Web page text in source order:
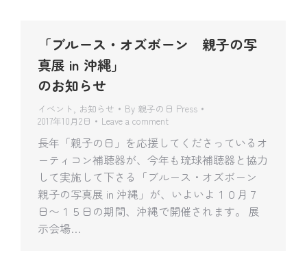
「ブルース・オズボーン 親子の写
真展 in 沖縄」
のお知らせ
イベント , お知らせ By 親子の日 Press
2017年10月2日
Leave a comment
長年「親子の日」を応援してくださっているオ
ーティコン補聴器が、今年も琉球補聴器と協力
して実施して下さる「ブルース・オズボーン
親子の写真展 in 沖縄」が、いよいよ１０月７
日〜１５日の期間、沖縄で開催されます。 展
示会場…